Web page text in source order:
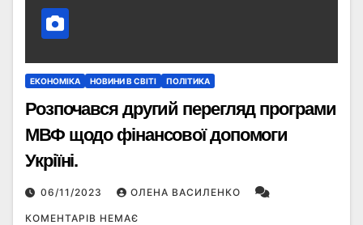
ЕКОНОМІКА НОВИНИ В СВІТІ ПОЛІТИКА
Розпочався другий перегляд програми
МВФ щодо фінансової допомоги
Укріїні.
06/11/2023 ОЛЕНА ВАСИЛЕНКО
КОМЕНТАРІВ НЕМАЄ